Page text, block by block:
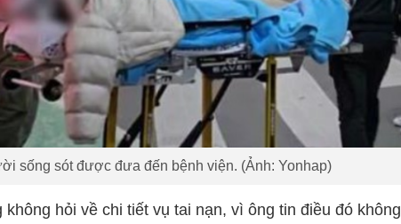
sống sót được đưa đến bệnh viện. (Ảnh: Yonhap)
không hỏi về chi tiết vụ tai nạn, vì ông tin điều đó không